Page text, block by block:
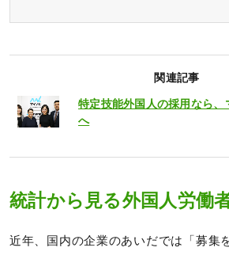
関連記事
特定技能外国人の採用なら
へ
統計から見る外国人労働
近年、国内の企業のあいだでは「募集